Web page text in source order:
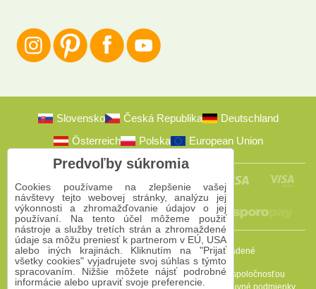
Slovensko Česká Republika
Deutschland
Österreich
Polska European Union
2009-2026 © Bomba s.r.o.Všetky práva vyhradené
Táto stránka je chránená programom reCAPTCHA a spoločnosťou
Google. PlatiaPravidlá ochrany osobných údajov Zmluvné podmienky.
Predvoľby súkromia
Cookies používame na zlepšenie vašej
návštevy tejto webovej stránky, analýzu jej
výkonnosti a zhromažďovanie údajov o jej
používaní. Na tento účel môžeme použiť
nástroje a služby tretích strán a zhromaždené
údaje sa môžu preniesť k partnerom v EÚ, USA
alebo iných krajinách. Kliknutím na "Prijať
všetky cookies" vyjadrujete svoj súhlas s týmto
spracovaním. Nižšie môžete nájsť podrobné
informácie alebo upraviť svoje preferencie.